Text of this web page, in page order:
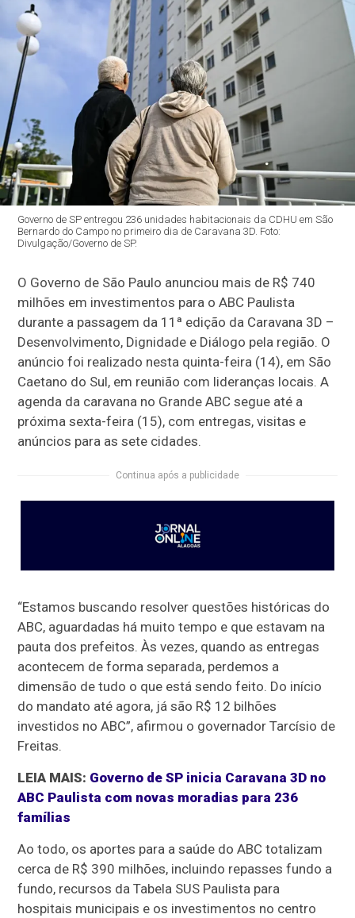
Governo de SP entregou 236 unidades habitacionais da CDHU em São
Bernardo do Campo no primeiro dia de Caravana 3D. Foto:
Divulgação/Governo de SP.
O Governo de São Paulo anunciou mais de R$ 740
milhões em investimentos para o ABC Paulista
durante a passagem da 11ª edição da Caravana 3D –
Desenvolvimento, Dignidade e Diálogo pela região. O
anúncio foi realizado nesta quinta-feira (14), em São
Caetano do Sul, em reunião com lideranças locais. A
agenda da caravana no Grande ABC segue até a
próxima sexta-feira (15), com entregas, visitas e
anúncios para as sete cidades.
Continua após a publicidade
“Estamos buscando resolver questões históricas do
ABC, aguardadas há muito tempo e que estavam na
pauta dos prefeitos. Às vezes, quando as entregas
acontecem de forma separada, perdemos a
dimensão de tudo o que está sendo feito. Do início
do mandato até agora, já são R$ 12 bilhões
investidos no ABC”, afirmou o governador Tarcísio de
Freitas.
LEIA MAIS: Governo de SP inicia Caravana 3D no
ABC Paulista com novas moradias para 236
famílias
Ao todo, os aportes para a saúde do ABC totalizam
cerca de R$ 390 milhões, incluindo repasses fundo a
fundo, recursos da Tabela SUS Paulista para
hospitais municipais e os investimentos no centro